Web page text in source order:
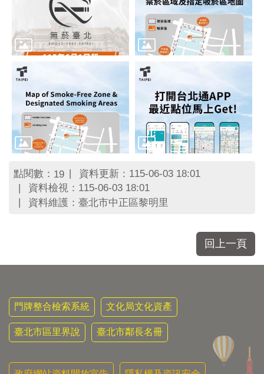
點閱數： 19
資料更新：115-06-03 18:01
資料檢視：115-06-03 18:01
資料維護：臺北市中正區黎明里
回上一頁
門牌整合檢索系統 文化局文化資產
臺北市區里界說 臺北市鄰長名冊